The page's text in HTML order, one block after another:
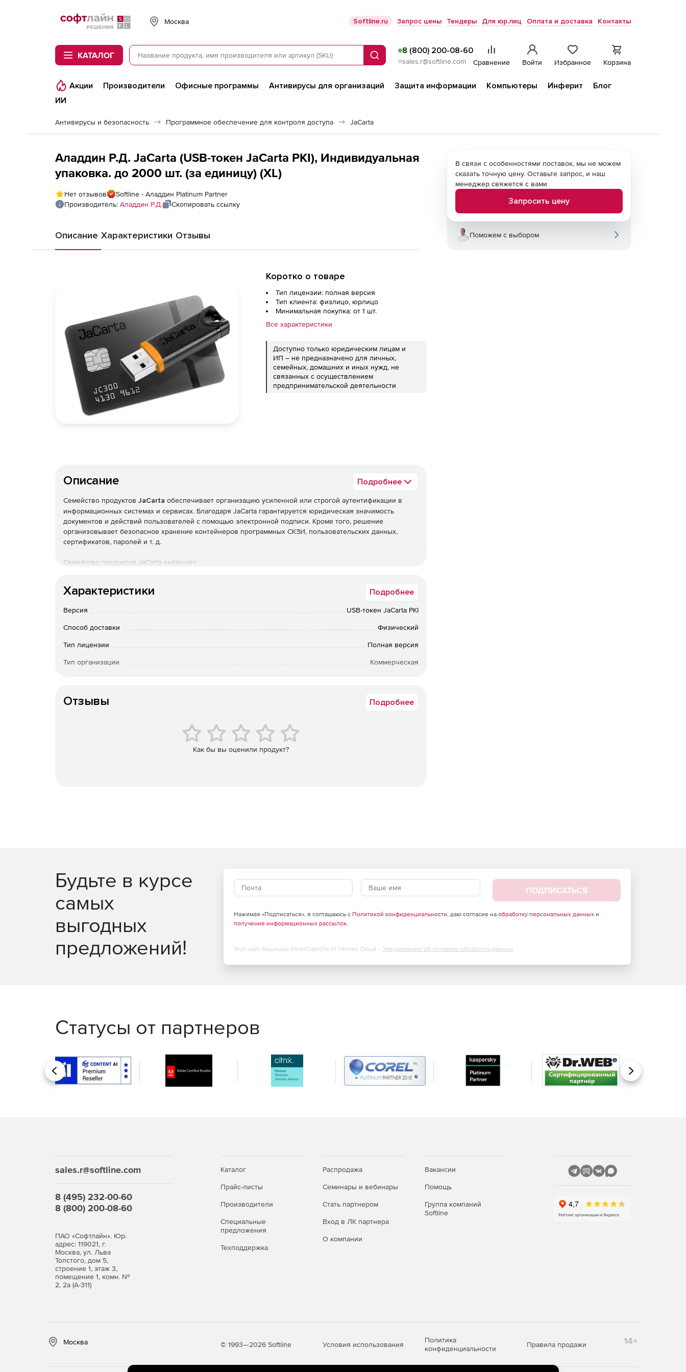
Softline
Москва Softline.ru Запрос цены Тендеры Для юр.лиц Оплата и доставка Контакты
КАТАЛОГ Поиск
8 (800) 200-08-60
sales.r@softline.com Сравнение Войти Избранное Корзина
Акции Производители Офисные программы Антивирусы для организаций Защита информации Компьютеры Инферит
Блог
ИИ
Антивирусы и безопасность Программное обеспечение для контроля доступа JaCarta
Аладдин Р.Д. JaCarta (USB-токен JaCarta PKI), Индивидуальная
упаковка. до 2000 шт. (за единицу) (XL)
Нет отзывов
Softline - Аладдин Platinum Partner
Производитель: Аладдин Р.Д. Скопировать ссылку
Описание Характеристики Отзывы
Коротко о товаре
Тип лицензии: полная версия
Тип клиента: физлицо, юрлицо
Минимальная покупка: от 1 шт.
Все характеристики
Доступно только юридическим лицам и
ИП – не предназначено для личных,
семейных, домашних и иных нужд, не
связанных с осуществлением
предпринимательской деятельности
Описание Подробнее
Семейство продуктов JaCarta обеспечивает организацию усиленной или строгой аутентификации в
информационных системах и сервисах. Благодаря JaCarta гарантируется юридическая значимость
документов и действий пользователей с помощью электронной подписи. Кроме того, решение
организовывает безопасное хранение контейнеров программных СКЗИ, пользовательских данных,
сертификатов, паролей и т. д.
Семейство продуктов JaCarta включает:
криптографических алгоритмов ГОСТ Р 34.10-2012 и ГОСТ Р 34.11-2012.
JaCarta SF/ГОСТ – средство контроля отчуждения информации со съемного носителя и защищенный
USB-накопитель с объемом памяти 8 Гб, 16 Гб и 32 Гб.
JaCarta ГОСТ – средства ЭП с поддержкой российских криптографических алгоритмов ГОСТ Р 34.10-
идентификации по отпечатку пальца.
JaCarta PRO – строгая двухфакторная аутентификация с применением зарубежных криптоалгоритмов
Характеристики Подробнее
Версия USB-токен JaCarta PKI
Способ доставки Физический
Тип лицензии Полная версия
Тип организации Коммерческая
Отзывы Подробнее
Как бы вы оценили продукт?
В связи с особенностями поставок, мы не можем
сказать точную цену. Оставьте запрос, и наш
менеджер свяжется с вами
Запросить цену
Поможем с выбором
Будьте в курсе
самых
выгодных
предложений!
ПОДПИСАТЬСЯ
Нажимая «Подписаться», я соглашаюсь с Политикой конфиденциальности, даю согласие на обработку персональных данныхи
получение информационных рассылок.
Этот сайт защищен SmartCaptcha от Yandex Cloud - Уведомление об условиях обработки данных
Статусы от партнеров
Назад Вперед
sales.r@softline.com
8 (495) 232-00-60
8 (800) 200-08-60
ПАО «Софтлайн». Юр.
адрес: 119021, г.
Москва, ул. Льва
Толстого, дом 5,
строение 1, этаж 3,
помещение 1, комн. №
2, 2а (А-311)
Каталог
Прайс-листы
Производители
Специальные
предложения
Техподдержка
Распродажа
Семинары и вебинары
Стать партнером
Вход в ЛК партнера
О компании
Вакансии
Помощь
Группа компаний
Softline
Москва © 1993—2026 Softline Условия использования
Политика
конфиденциальности
Правила продажи 14+